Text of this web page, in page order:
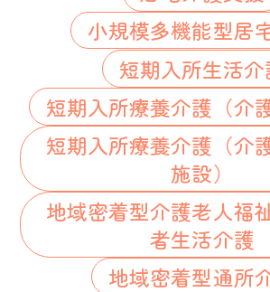
小規模多機能型居
短期入所生活介
短期入所療養介護（介
短期入所療養介護（介
施設）
地域密着型介護老人福
者生活介護
地域密着型通所